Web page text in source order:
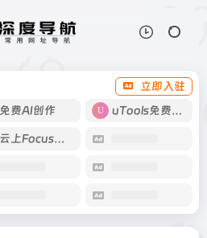
立即入驻
免费AI创作 uTools免费工具箱
云上Focus接码